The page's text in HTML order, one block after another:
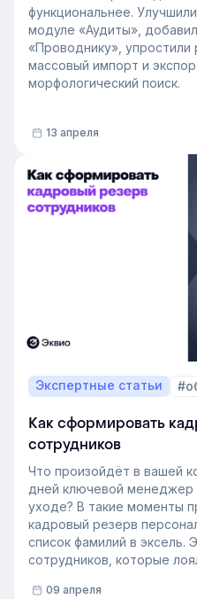
функциональнее.
модуле «Аудиты»,
«Проводнику»,
массовый импорт и
морфологический поиск.
13 апреля
Экспертные статьи
Как сформировать
сотрудников
Что произойдёт в вашей
дней ключевой менеджер
уходе? В такие моменты
кадровый резерв
список фамилий в эксель.
сотрудников, которые
освободившуюся
09 апреля